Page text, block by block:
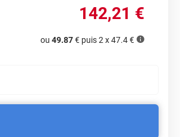
142,21 €
ou 49.87€ puis 2 x47.4€